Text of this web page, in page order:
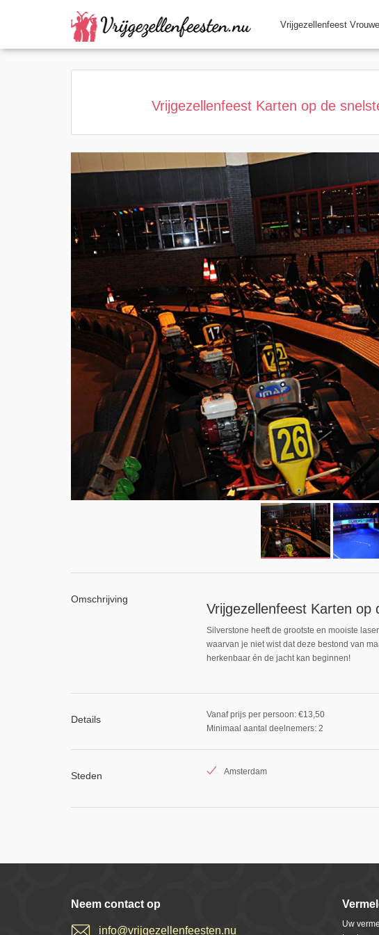
Vrijgezellenfeest
Home
Vrijgezellenfeest Karten op de
Omschrijving
Vrijgezellenfeest Karten op
Silverstone heeft de grootste en mooiste
waarvan je niet wist dat deze bestond van
herkenbaar én de jacht kan beginnen!
Details
Vanaf prijs per persoon: €13,50
Minimaal aantal deelnemers: 2
Steden Amsterdam
Neem contact op
info@vrijgezellenfeesten.nu
Uw